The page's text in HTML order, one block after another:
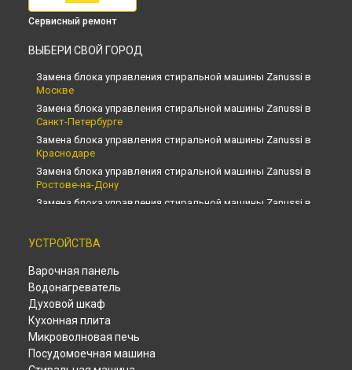
Сервисный ремонт
ВЫБЕРИ СВОЙ ГОРОД
Замена блока управления стиральной машины Zanussi в
Москве
Замена блока управления стиральной машины Zanussi в
Санкт-Петербурге
Замена блока управления стиральной машины Zanussi в
Краснодаре
Замена блока управления стиральной машины Zanussi в
Ростове-на-Дону
Замена блока управления стиральной машины Zanussi в
Замена блока управления стиральной машины Zanussi в
Новосибирске
Замена блока управления стиральной машины Zanussi в
Челябинске
Замена блока управления стиральной машины Zanussi в
Екатеринбурге
Замена блока управления стиральной машины Zanussi в
Казани
Замена блока управления стиральной машины Zanussi в
УСТРОЙСТВА
Варочная панель
Водонагреватель
Духовой шкаф
Кухонная плита
Микроволновая печь
Посудомоечная машина